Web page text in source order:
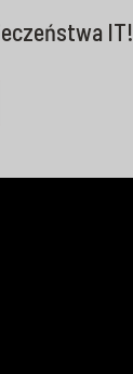
IT!